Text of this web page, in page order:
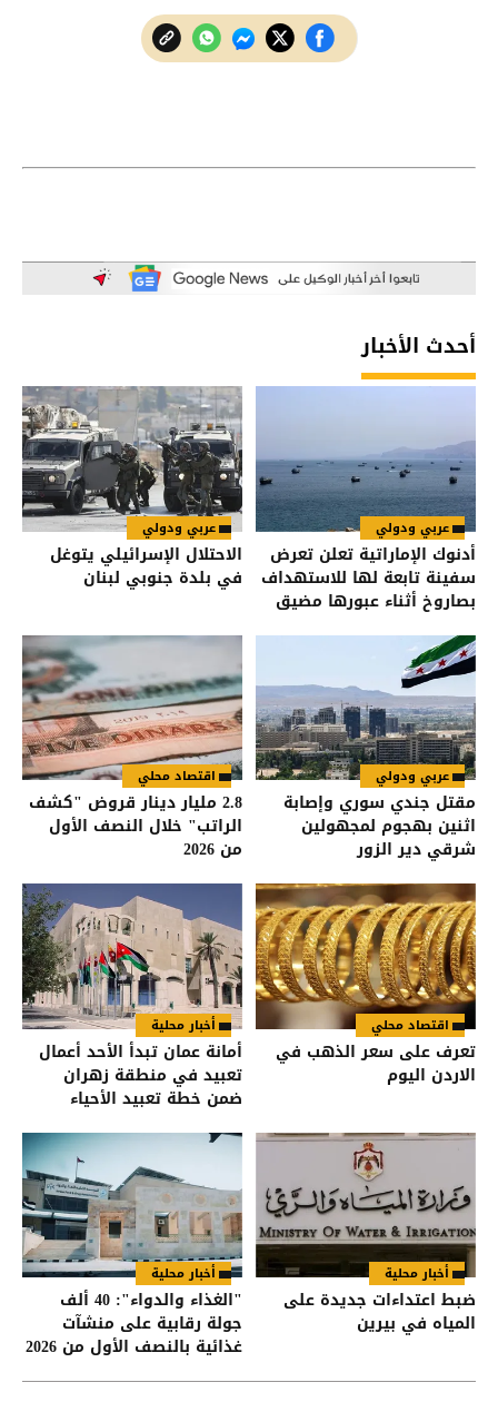
أحدث الأخبار
عربي ودولي
أدنوك الإماراتية تعلن تعرض
سفينة تابعة لها للاستهداف
بصاروخ أثناء عبورها مضيق
عربي ودولي
الاحتلال الإسرائيلي يتوغل
في بلدة جنوبي لبنان
عربي ودولي
مقتل جندي سوري وإصابة
اثنين بهجوم لمجهولين
شرقي دير الزور
اقتصاد محلي
2.8 مليار دينار قروض "كشف
الراتب" خلال النصف الأول
من 2026
اقتصاد محلي
تعرف على سعر الذهب في
الاردن اليوم
أخبار محلية
أمانة عمان تبدأ الأحد أعمال
تعبيد في منطقة زهران
ضمن خطة تعبيد الأحياء
أخبار محلية
ضبط اعتداءات جديدة على
المياه في بيرين
أخبار محلية
"الغذاء والدواء": 40 ألف
جولة رقابية على منشآت
غذائية بالنصف الأول من 2026